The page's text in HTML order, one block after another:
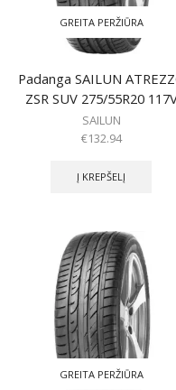
GREITA PERŽIŪRA
Padanga SAILUN
ZSR SUV 275/55R20
SAILUN
€132.94
Į KREPŠELĮ
GREITA PERŽIŪRA